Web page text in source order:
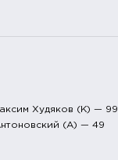
Худяков (К) — 99
(А) — 49